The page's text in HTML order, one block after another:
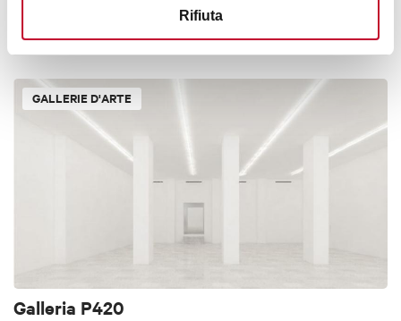
Rifiuta
GALLERIE D'ARTE
Galleria P420